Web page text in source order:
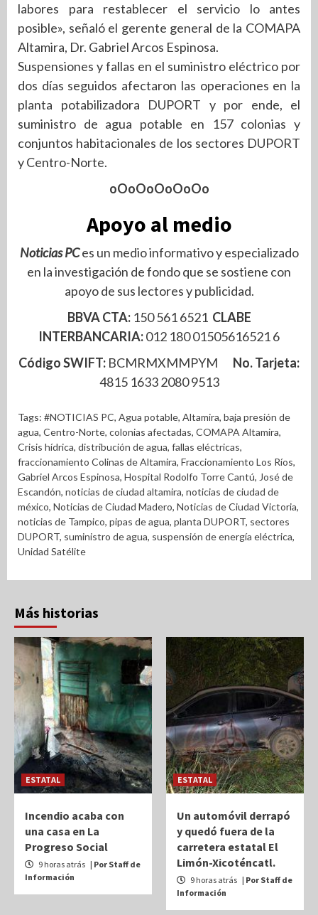
labores para restablecer el servicio lo antes
posible», señaló el gerente general de la COMAPA
Altamira, Dr. Gabriel Arcos Espinosa.
Suspensiones y fallas en el suministro eléctrico por
dos días seguidos afectaron las operaciones en la
planta potabilizadora DUPORT y por ende, el
suministro de agua potable en 157 colonias y
conjuntos habitacionales de los sectores DUPORT
y Centro-Norte.
oOoOoOoOoOo
Apoyo al medio
Noticias PCes un medio informativo y especializado
en la investigación de fondo que se sostiene con
apoyo de sus lectores y publicidad.
BBVA CTA: 150 561 6521 CLABE
INTERBANCARIA:012 180 01505616521 6
Código SWIFT: BCMRMXMMPYM No. Tarjeta:
4815 1633 2080 9513
Tags: #NOTICIAS PC, Agua potable, Altamira, baja presión de
agua, Centro-Norte, colonias afectadas, COMAPA Altamira,
Crisis hídrica, distribución de agua, fallas eléctricas,
fraccionamiento Colinas de Altamira, Fraccionamiento Los Ríos,
Gabriel Arcos Espinosa, Hospital Rodolfo Torre Cantú, José de
Escandón, noticias de ciudad altamira, noticias de ciudad de
méxico, Noticias de Ciudad Madero, Noticias de Ciudad Victoria,
noticias de Tampico, pipas de agua, planta DUPORT, sectores
DUPORT, suministro de agua, suspensión de energía eléctrica,
Unidad Satélite
Más historias
ESTATAL
Incendio acaba con
una casa en La
Progreso Social
9 horas atrás | Por Staff de
Información
ESTATAL
Un automóvil derrapó
y quedó fuera de la
carretera estatal El
Limón-Xicoténcatl.
9 horas atrás | Por Staff de
Información